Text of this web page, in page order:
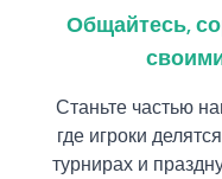
Общайтесь,
Станьте частью
где игроки
турнирах и